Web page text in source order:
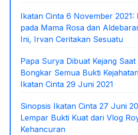
Ikatan Cinta 6 November 2021:
pada Mama Rosa dan
Ini, Irvan Ceritakan Sesuatu
Papa Surya Dibuat Kejang
Bongkar Semua Bukti
Ikatan Cinta 29 Juni 2021
Sinopsis Ikatan Cinta 27 Juni
Lempar Bukti Kuat dari Vlog
Kehancuran